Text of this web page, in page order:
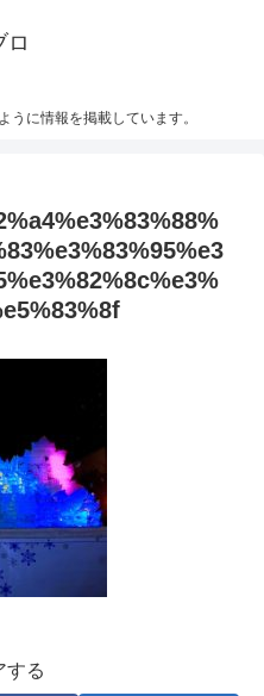
ロ
うに情報を掲載しています。
する